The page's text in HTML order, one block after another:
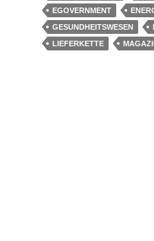
EGOVERNMENT
GESUNDHEITSWESEN
LIEFERKETTE